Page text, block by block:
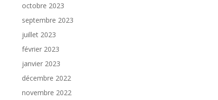
octobre 2023
septembre 2023
juillet 2023
février 2023
janvier 2023
décembre 2022
novembre 2022